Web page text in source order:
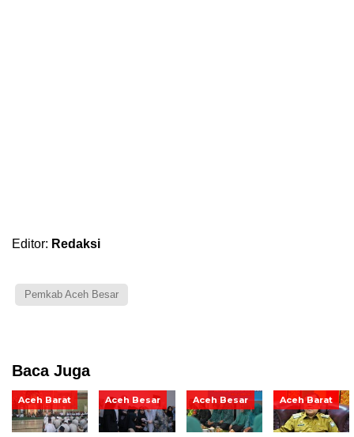
Editor: Redaksi
Pemkab Aceh Besar
Baca Juga
Aceh Barat Aceh Besar Aceh Besar Aceh Barat